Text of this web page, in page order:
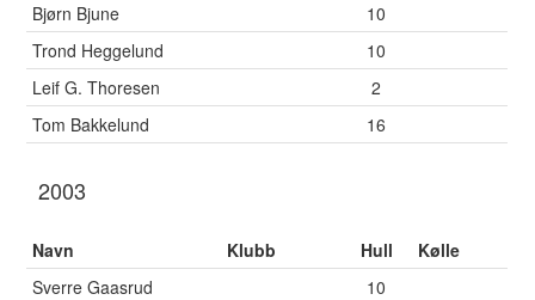
Bjørn Bjune
10
Trond Heggelund
10
Leif G. Thoresen
2
Tom Bakkelund
16
2003
Navn Klubb Hull
Kølle
Sverre Gaasrud
10